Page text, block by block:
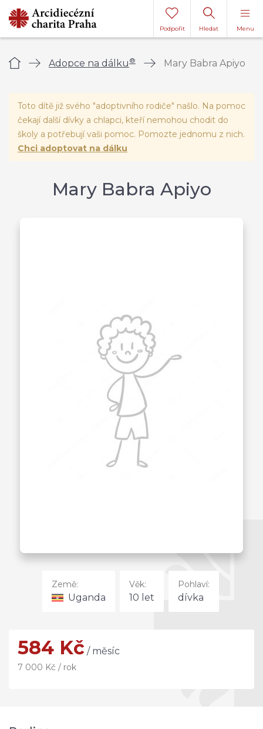
Menu
Hledat
Podpořit
Úvod Adopce na dálku ® Mary Babra Apiyo
Toto dítě již svého "adoptivního rodiče" našlo. Na pomoc
čekají další dívky a chlapci, kteří nemohou chodit do
školy a potřebují vaši pomoc. Pomozte jednomu z nich.
Chci adoptovat na dálku
Mary Babra Apiyo
Země:
Uganda
Věk:
10 let
Pohlaví:
dívka
584 Kč / měsíc
7 000 Kč / rok